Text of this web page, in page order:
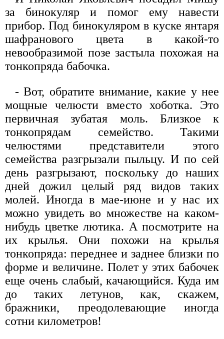
за бинокуляр и помог ему навести
прибор. Под бинокуляром в куске янтаря
шафранового цвета в какой-то
невообразимой позе застыла похожая на
тонкопряда бабочка.
- Вот, обратите внимание, какие у нее
мощные челюсти вместо хоботка. Это
первичная зубатая моль. Близкое к
тонкопрядам семейство. Такими
челюстями представители этого
семейства разгрызали пыльцу. И по сей
день разгрызают, поскольку до наших
дней дожил целый ряд видов таких
молей. Иногда в мае-июне и у нас их
можно увидеть во множестве на каком-
нибудь цветке лютика. А посмотрите на
их крылья. Они похожи на крылья
тонкопряда: переднее и заднее близки по
форме и величине. Полет у этих бабочек
еще очень слабый, качающийся. Куда им
до таких летунов, как, скажем,
бражники, преодолевающие иногда
сотни километров!